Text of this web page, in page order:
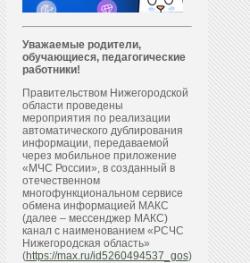
Уважаемые родители,
обучающиеся, педагогические
работники!
Правительством Нижегородской
области проведены
мероприятия по реализации
автоматического дублирования
информации, передаваемой
через мобильное приложение
«МЧС России», в созданный в
отечественном
многофункциональном сервисе
обмена информацией МАКС
(далее – мессенджер МАКС)
канал с наименованием «РСЧС
Нижегородская область»
(https://max.ru/id5260494537_gos)